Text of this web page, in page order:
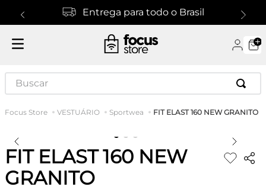
Entrega para todo o Brasil
Buscar
VESTUÁRIO Sportwea FIT ELAST 160 NEW GRANITO
FIT ELAST 160 NEW
GRANITO